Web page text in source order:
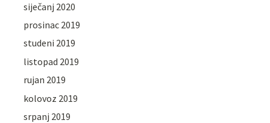
siječanj 2020
prosinac 2019
studeni 2019
listopad 2019
rujan 2019
kolovoz 2019
srpanj 2019